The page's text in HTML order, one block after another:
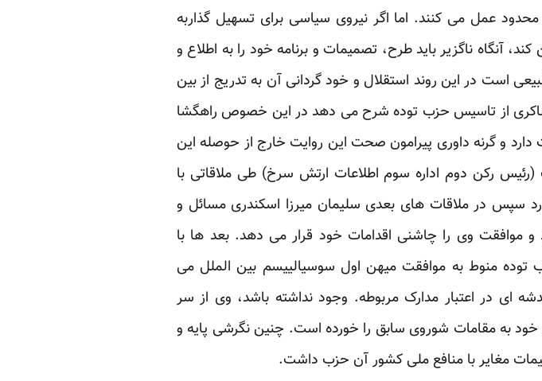
عمل می کنند. اما اگر نیروی سیاسی برای تسهیل گذاربه
آنگاه ناگزیر باید طرح، تصمیمات و برنامه خود را به اطلاع و
است در این روند استقلال و خود گردانی آن به تدریج از بین
از تاسیس حزب توده شرح می دهد در این خصوص راهگشا
و گرنه داوری پیرامون صحت این روایت خارج از حوصله این
رکن دوم اداره سوم اطلاعات ارتش سرخ) طی ملاقاتی با
سپس در ملاقات های بعدی سلیمان میرزا اسکندری مسائل و
موافقت وی را چاشنی اقدامات خود قرار می دهد. بعد ها با
توده منوط به موافقت میهن اول سوسیالییسم بین الملل می
ای در اعتبار مدارک مربوطه. وجود نداشته باشد، وی از سر
به مقامات شوروی سابق را خورده است. چنین نگرشی پایه و
مغایر با منافع ملی کشور آن حزب داشت.